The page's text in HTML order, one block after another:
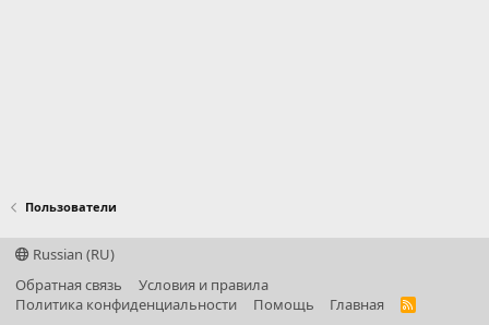
Пользователи
Russian (RU)
Обратная связь
Условия и правила
Политика конфиденциальности
Помощь Главная
R